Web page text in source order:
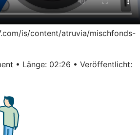
is/content/atruvia/mischfonds-
• Länge: 02:26 • Veröffentlicht: